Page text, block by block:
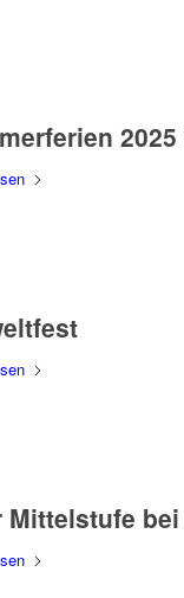
Mittelstufe